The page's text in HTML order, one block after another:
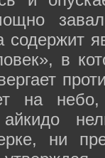
содержит
в
на
ни